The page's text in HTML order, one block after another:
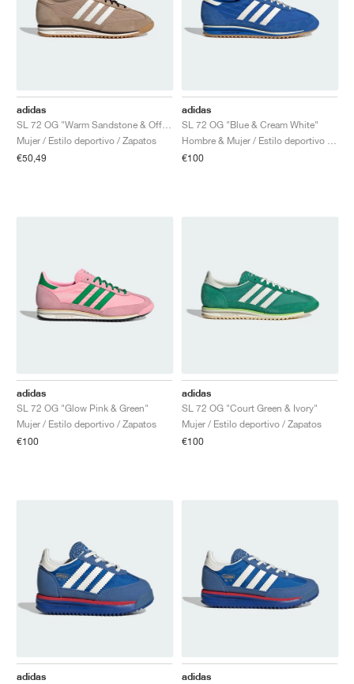
adidas
SL 72 OG "Warm Sandstone & Off White"
Mujer / Estilo deportivo / Zapatos
€50,49
adidas
SL 72 OG "Blue & Cream White"
Hombre & Mujer / Estilo deportivo / Zapatos
€100
adidas
SL 72 OG "Glow Pink & Green"
Mujer / Estilo deportivo / Zapatos
€100
adidas
SL 72 OG "Court Green & Ivory"
Mujer / Estilo deportivo / Zapatos
€100
adidas
adidas